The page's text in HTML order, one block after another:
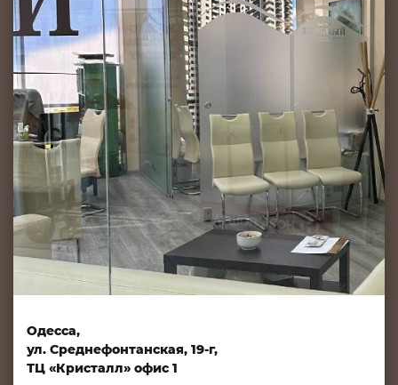
Одесса,
ул. Среднефонтанская, 19-г,
ТЦ «Кристалл» офис 1